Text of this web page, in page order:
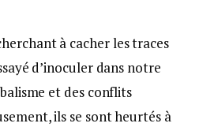
à cacher les traces
d’inoculer dans notre
et des conflits
ils se sont heurtés à